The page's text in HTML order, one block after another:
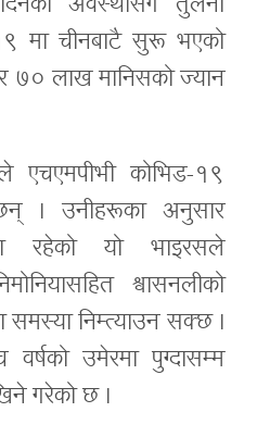
मा चीनबाटै सुरू भएको
७० लाख मानिसको ज्यान
एचएमपीभी कोभिड-१९
। उनीहरूका अनुसार
रहेको यो भाइरसले
श्वासनलीको
समस्या निम्त्याउन सक्छ ।
वर्षको उमेरमा पुग्दासम्म
गरेको छ ।